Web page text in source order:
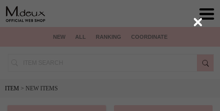
NEW ALL RANKING COORDINATE
ITEM > NEW ITEMS
Close